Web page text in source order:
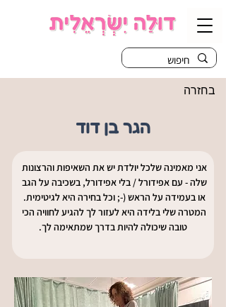
אני מאמינה שלכל יולדת יש את השאיפות והרצונות
שלה - עם אפידורל / בלי אפידורל, בשכיבה על הגב
או בעמידה על הראש (-; וכל בחירה היא לגיטימית.
המטרה שלי בלידה היא לעזור לך להגיע לחוויה הכי
טובה שיכולה להיות בדרך שמתאימה לך.
בחזרה
הגר בן דוד